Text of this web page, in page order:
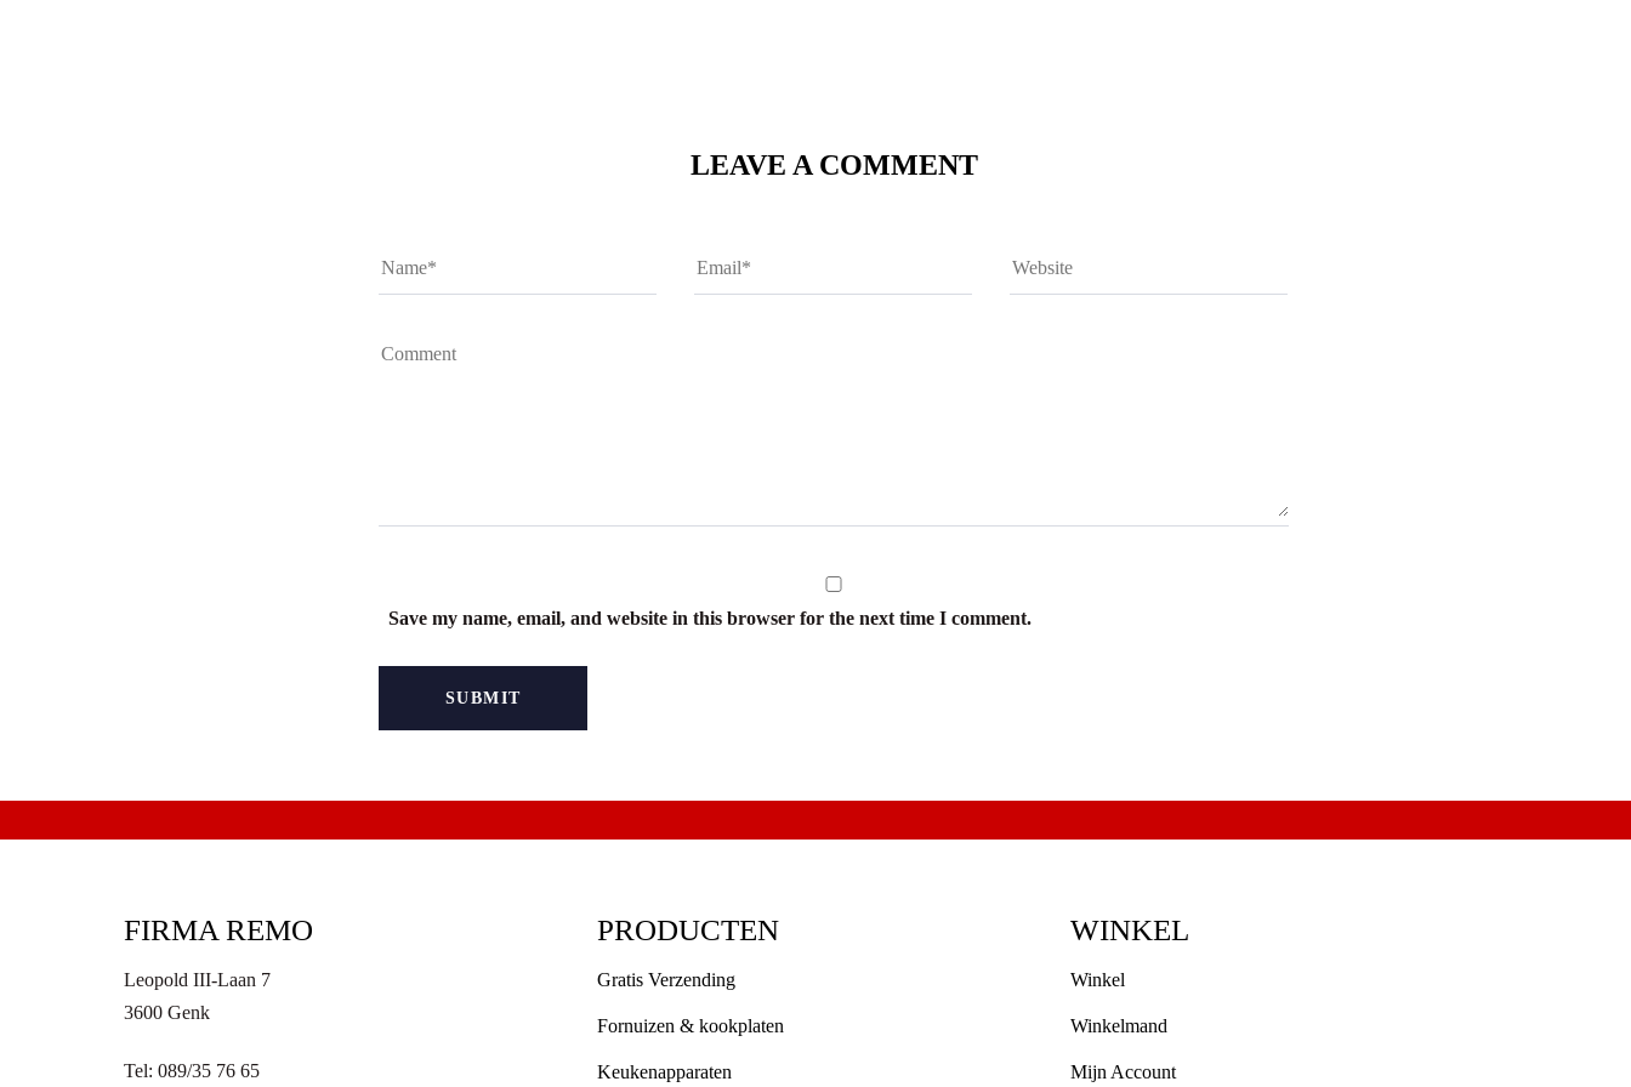
LEAVE A COMMENT
Save my name, email, and website in this browser for the next time I comment.
FIRMA REMO
Leopold III-Laan 7
3600 Genk
Tel: 089/35 76 65
PRODUCTEN
Gratis Verzending
Fornuizen & kookplaten
Keukenapparaten
WINKEL
Winkel
Winkelmand
Mijn Account